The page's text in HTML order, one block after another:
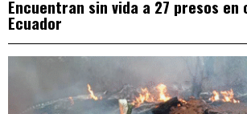
Encuentran sin vida a 27 presos en
Ecuador